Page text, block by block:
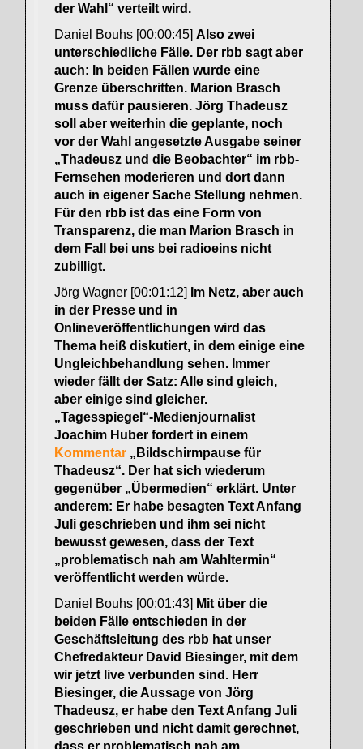
der Wahl“ verteilt wird.
Daniel Bouhs [00:00:45] Also zwei
unterschiedliche Fälle. Der rbb sagt aber
auch: In beiden Fällen wurde eine
Grenze überschritten. Marion Brasch
muss dafür pausieren. Jörg Thadeusz
soll aber weiterhin die geplante, noch
vor der Wahl angesetzte Ausgabe seiner
„Thadeusz und die Beobachter“ im rbb-
Fernsehen moderieren und dort dann
auch in eigener Sache Stellung nehmen.
Für den rbb ist das eine Form von
Transparenz, die man Marion Brasch in
dem Fall bei uns bei radioeins nicht
zubilligt.
Jörg Wagner [00:01:12]
Im Netz, aber auch
in der Presse und in
Onlineveröffentlichungen wird das
Thema heiß diskutiert, in dem einige eine
Ungleichbehandlung sehen. Immer
wieder fällt der Satz: Alle sind gleich,
aber einige sind gleicher.
„Tagesspiegel“-Medienjournalist
Joachim Huber fordert in einem
Kommentar „Bildschirmpause für
Thadeusz“. Der hat sich wiederum
gegenüber „Übermedien“ erklärt. Unter
anderem: Er habe besagten Text Anfang
Juli geschrieben und ihm sei nicht
bewusst gewesen, dass der Text
„problematisch nah am Wahltermin“
veröffentlicht werden würde.
Daniel Bouhs [00:01:43] Mit über die
beiden Fälle entschieden in der
Geschäftsleitung des rbb hat unser
Chefredakteur David Biesinger, mit dem
wir jetzt live verbunden sind. Herr
Biesinger, die Aussage von Jörg
Thadeusz, er habe den Text Anfang Juli
geschrieben und nicht damit gerechnet,
dass er problematisch nah am